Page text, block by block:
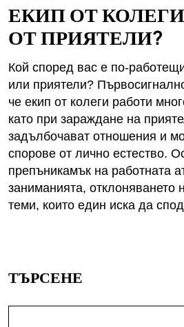
ЕКИП ОТ
ОТ ПРИЯТЕЛИ?
Кой според вас е по-
или приятели?
че екип от колеги работи
като при зараждане на
задълбочават отношения и
спорове от лично естество.
препъникамък на работната
заниманията, отклоняването
теми, които един иска да
ТЪРСЕНЕ